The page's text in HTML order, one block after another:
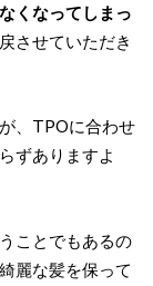
くなってしまっ
させていただき
、TPOに合わせ
ずありますよ
ことでもあるの
麗な髪を保って